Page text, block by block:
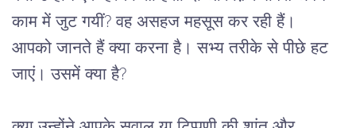
काम में जुट गयीं? वह असहज महसूस कर रही हैं।
आपको जानते हैं क्या करना है। सभ्य तरीके से पीछे हट
जाएं। उसमें क्या है?